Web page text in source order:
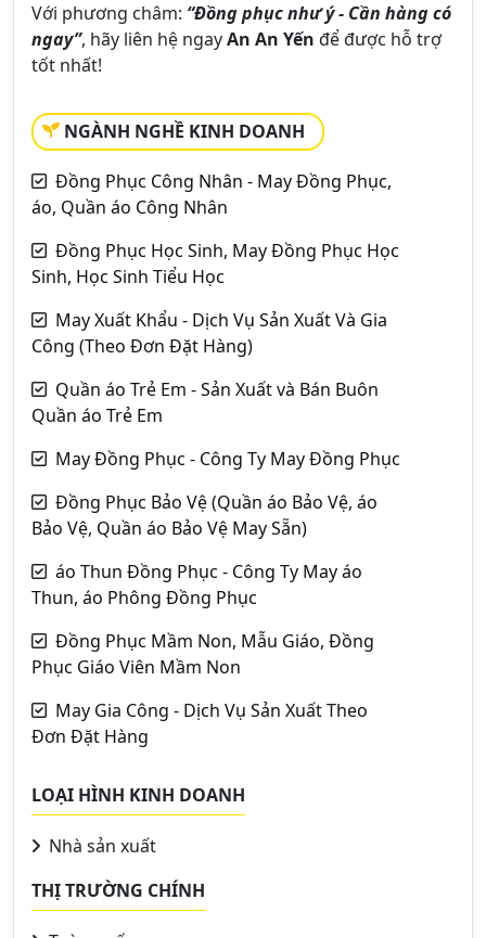
Với phương châm: “Đồng phục như ý - Cần hàng có
ngay”, hãy liên hệ ngayAn An Yến để được hỗ trợ
tốt nhất!
NGÀNH NGHỀ KINH DOANH
Đồng Phục Công Nhân - May Đồng Phục,
áo, Quần áo Công Nhân
Đồng Phục Học Sinh, May Đồng Phục Học
Sinh, Học Sinh Tiểu Học
May Xuất Khẩu - Dịch Vụ Sản Xuất Và Gia
Công (Theo Đơn Đặt Hàng)
Quần áo Trẻ Em - Sản Xuất và Bán Buôn
Quần áo Trẻ Em
May Đồng Phục - Công Ty May Đồng Phục
Đồng Phục Bảo Vệ (Quần áo Bảo Vệ, áo
Bảo Vệ, Quần áo Bảo Vệ May Sẵn)
áo Thun Đồng Phục - Công Ty May áo
Thun, áo Phông Đồng Phục
Đồng Phục Mầm Non, Mẫu Giáo, Đồng
Phục Giáo Viên Mầm Non
May Gia Công - Dịch Vụ Sản Xuất Theo
Đơn Đặt Hàng
LOẠI HÌNH KINH DOANH
Nhà sản xuất
THỊ TRƯỜNG CHÍNH